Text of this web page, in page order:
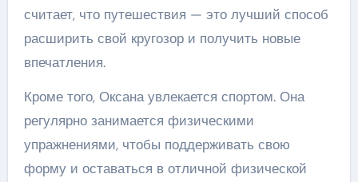
считает, что путешествия — это лучший способ
расширить свой кругозор и получить новые
впечатления.
Кроме того, Оксана увлекается спортом. Она
регулярно занимается физическими
упражнениями, чтобы поддерживать свою
форму и оставаться в отличной физической